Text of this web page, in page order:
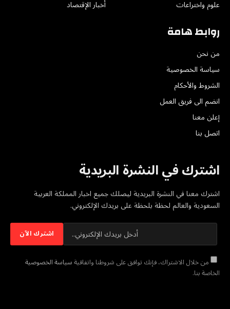
علوم واختراعات
أخبار الإقتصاد
روابط هامة
من نحن
سياسة الخصوصية
الشروط والأحكام
انضم الى فريق العمل
إعلن معنا
اتصل بنا
اشترك في النشرة البريدية
اشترك معنا في النشرة البريدية ليصلك جميع اخبار المملكة العربية
السعودية والعالم لحظة بلحظة على بريدك الإلكتروني.
من خلال الاشتراك، فإنك توافق على شروطنا واتفاقيةسياسة الخصوصية
الخاصة بنا.